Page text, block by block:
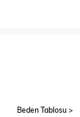
Beden Tablosu